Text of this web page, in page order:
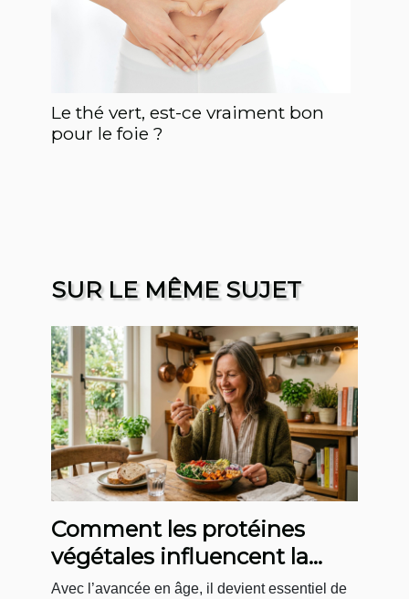
Le thé vert, est-ce vraiment bon
pour le foie ?
SUR LE MÊME SUJET
Comment les protéines
végétales influencent la
santé après 50 ans ?
Avec l’avancée en âge, il devient essentiel de